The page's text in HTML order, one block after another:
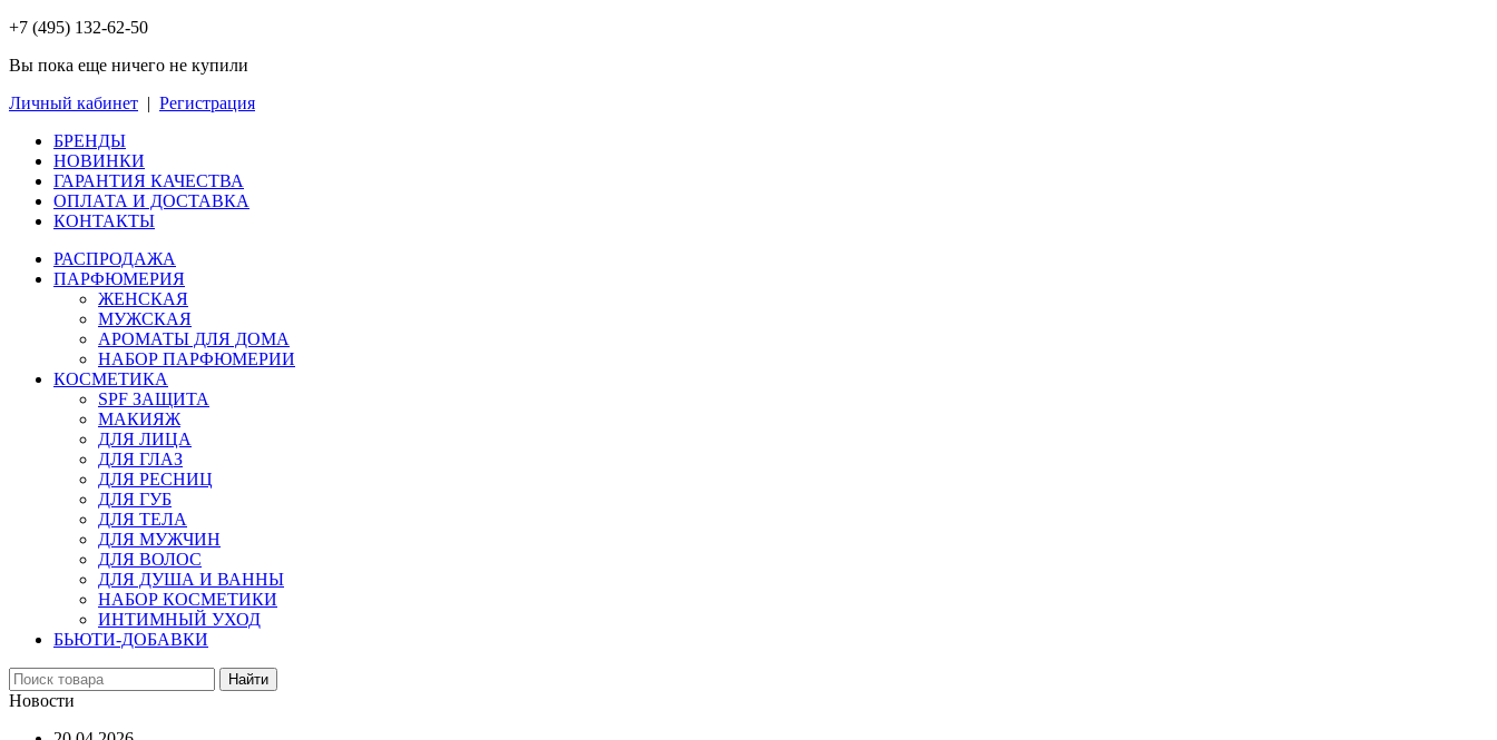
+7 (495) 132-62-50
Вы пока еще ничего не купили
Личный кабинет | Регистрация
БРЕНДЫ
НОВИНКИ
ГАРАНТИЯ КАЧЕСТВА
ОПЛАТА И ДОСТАВКА
КОНТАКТЫ
РАСПРОДАЖА
ПАРФЮМЕРИЯ
ЖЕНСКАЯ
МУЖСКАЯ
АРОМАТЫ ДЛЯ ДОМА
НАБОР ПАРФЮМЕРИИ
КОСМЕТИКА
SPF ЗАЩИТА
МАКИЯЖ
ДЛЯ ЛИЦА
ДЛЯ ГЛАЗ
ДЛЯ РЕСНИЦ
ДЛЯ ГУБ
ДЛЯ ТЕЛА
ДЛЯ МУЖЧИН
ДЛЯ ВОЛОС
ДЛЯ ДУША И ВАННЫ
НАБОР КОСМЕТИКИ
ИНТИМНЫЙ УХОД
БЬЮТИ-ДОБАВКИ
Найти
Новости